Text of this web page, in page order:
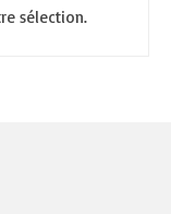
sélection.